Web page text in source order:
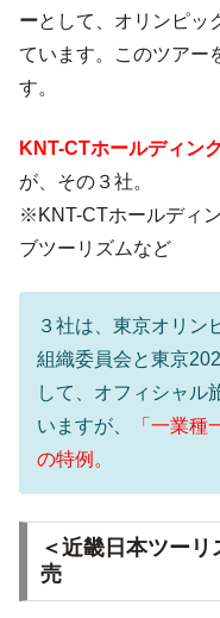
ーとして、オリンピッ
ています。このツアー
す。
KNT-CTホールディン
が、その３社。
※KNT-CTホールディ
ブツーリズムなど
３社は、東京オリン
組織委員会と東京
して、オフィシャル
いますが、
「一業
の特例。
＜近畿日本ツー
売